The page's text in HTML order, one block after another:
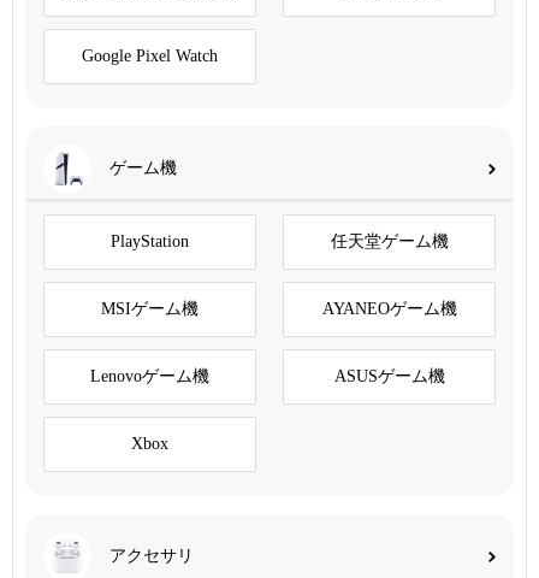
Google Pixel Watch
ゲーム機
PlayStation 任天堂ゲーム機
MSIゲーム機 AYANEOゲーム機
Lenovoゲーム機 ASUSゲーム機
Xbox
アクセサリ